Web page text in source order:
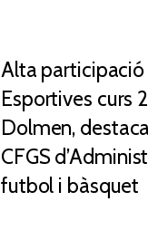
Alta participació
Esportives curs
Dolmen,
CFGS
futbol i bàsquet